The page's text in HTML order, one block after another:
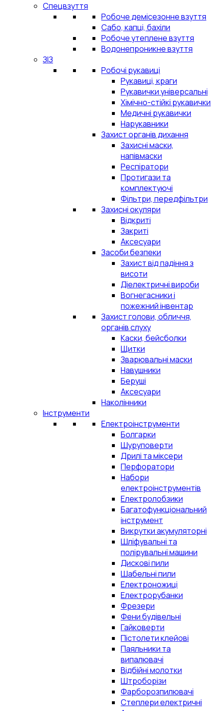
Спецвзуття
Робоче демісезонне взуття
Сабо, капці, бахіли
Робоче утеплене взуття
Водонепроникне взуття
ЗІЗ
Робочі рукавиці
Рукавиці, краги
Рукавички універсальні
Хімічно-стійкі рукавички
Медичні рукавички
Нарукавники
Захист органів дихання
Захисні маски,
напівмаски
Респіратори
Протигази та
комплектуючі
Фільтри, передфільтри
Захисні окуляри
Відкриті
Закриті
Аксесуари
Засоби безпеки
Захист від падіння з
висоти
Діелектричні вироби
Вогнегасники і
пожежний інвентар
Захист голови, обличчя,
органів слуху
Каски, бейсболки
Щитки
Зварювальні маски
Навушники
Беруші
Аксесуари
Наколінники
Інструменти
Електроінструменти
Болгарки
Шуруповерти
Дрилі та міксери
Перфоратори
Набори
електроінструментів
Електролобзики
Багатофункціональний
інструмент
Викрутки акумуляторні
Шліфувальні та
полірувальні машини
Дискові пили
Шабельні пили
Електроножиці
Електрорубанки
Фрезери
Фени будівельні
Гайковерти
Пістолети клейові
Паяльники та
випалювачі
Відбійні молотки
Штроборізи
Фарборозпилювачі
Степлери електричні